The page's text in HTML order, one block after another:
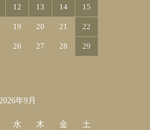
12 13 14 15
19 20 21 22
26 27 28 29
年9月
水 木 金 土